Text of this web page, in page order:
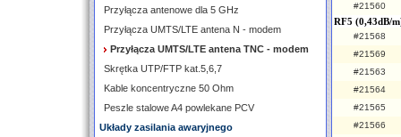
Przyłącza antenowe dla 5 GHz
Przyłącza UMTS/LTE antena N - modem
Przyłącza UMTS/LTE antena TNC - modem
Skrętka UTP/FTP kat.5,6,7
Kable koncentryczne 50 Ohm
Peszle stalowe A4 powlekane PCV
Układy zasilania awaryjnego
#21560
RF5 (0,43dB/
#21568
#21569
#21563
#21564
#21565
#21566